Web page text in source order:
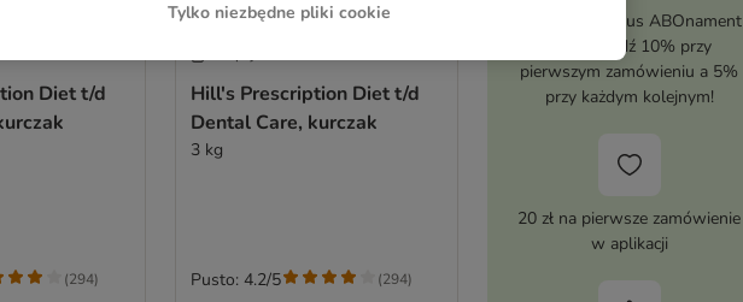
Diet t/d
(294)
Hill's Prescription Diet t/d
Dental Care, kurczak
3 kg
Pusto: 4.2/5 (294)
Aktywuj zooplus ABOnament
i zaoszczędź 10% przy
pierwszym zamówieniu a 5%
przy każdym kolejnym!
20 zł na pierwsze zamówienie
w aplikacji
Tylko niezbędne pliki cookie